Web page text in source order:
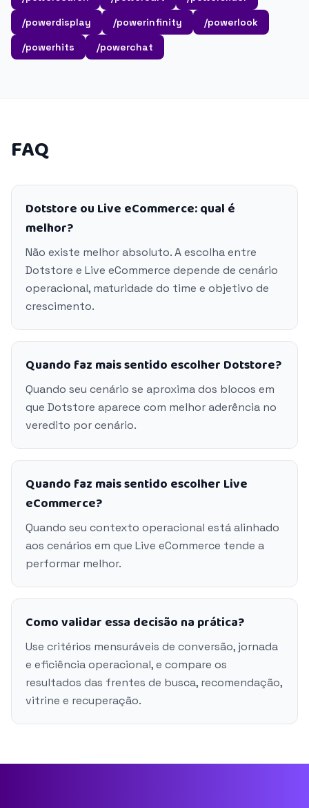
/powerdisplay
/powerinfinity
/powerlook
/powerhits
/powerchat
FAQ
Dotstore ou Live eCommerce: qual é
melhor?
Não existe melhor absoluto. A escolha entre
Dotstore e Live eCommerce depende de cenário
operacional, maturidade do time e objetivo de
crescimento.
Quando faz mais sentido escolher Dotstore?
Quando seu cenário se aproxima dos blocos em
que Dotstore aparece com melhor aderência no
veredito por cenário.
Quando faz mais sentido escolher Live
eCommerce?
Quando seu contexto operacional está alinhado
aos cenários em que Live eCommerce tende a
performar melhor.
Como validar essa decisão na prática?
Use critérios mensuráveis de conversão, jornada
e eficiência operacional, e compare os
resultados das frentes de busca, recomendação,
vitrine e recuperação.